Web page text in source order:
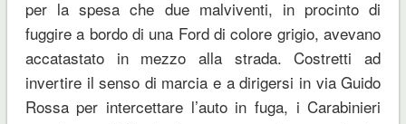
per la spesa che due malviventi, in procinto di
fuggire a bordo di una Ford di colore grigio, avevano
accatastato in mezzo alla strada. Costretti ad
invertire il senso di marcia e a dirigersi in via Guido
Rossa per intercettare l’auto in fuga, i Carabinieri